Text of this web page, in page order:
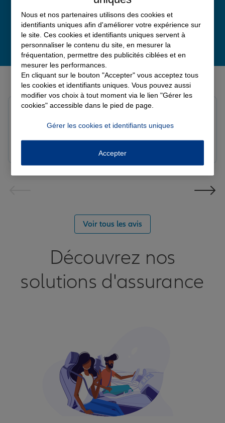
Derniers avis de nos agences Allianz
Le 06/08/2026 - Agence SOURDEVAL
louna p.
Voir tous les avis
Découvrez nos
solutions d'assurance
Nous et nos partenaires utilisons des cookies et
identifiants uniques afin d'améliorer votre expérience sur
le site. Ces cookies et identifiants uniques servent à
personnaliser le contenu du site, en mesurer la
fréquentation, permettre des publicités ciblées et en
mesurer les performances.
En cliquant sur le bouton "Accepter" vous acceptez tous
les cookies et identifiants uniques. Vous pouvez aussi
modifier vos choix à tout moment via le lien "Gérer les
cookies" accessible dans le pied de page.
Gérer les cookies et identifiants uniques
Accepter